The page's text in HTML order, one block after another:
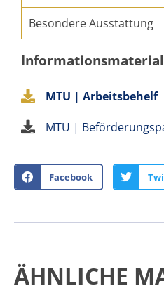
Besondere Ausstattung
Informationsmaterial
MTU | Arbeitsbehelf
MTU |
Facebook
ÄHNLICHE